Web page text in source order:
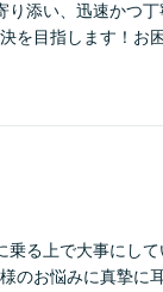
り添い、迅速かつ
を目指します！お
る上で大事にし
のお悩みに真摯に